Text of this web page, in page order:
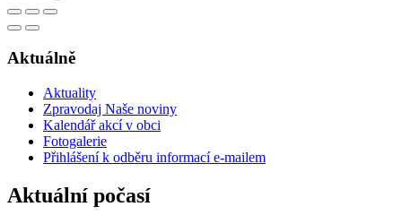
Aktuálně
Aktuality
Zpravodaj Naše noviny
Kalendář akcí v obci
Fotogalerie
Přihlášení k odběru informací e-mailem
Aktuální počasí